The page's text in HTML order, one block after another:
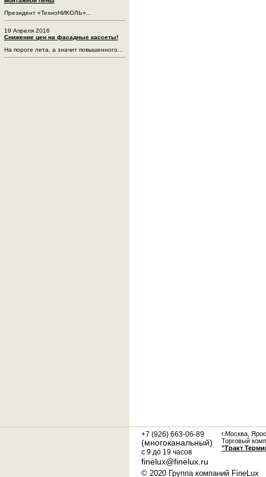
Президент «ТехноНИКОЛЬ»...
19 Апреля 2016
Снижение цен на фасадные кассеты!
На пороге лета, а значит повышенного...
+7 (926) 663-06-89
(многоканальный)
с 9 до 19 часов
finelux@finelux.ru
г.Москва,
Торговый
"Тракт
© 2020 Группа компаний FineLux